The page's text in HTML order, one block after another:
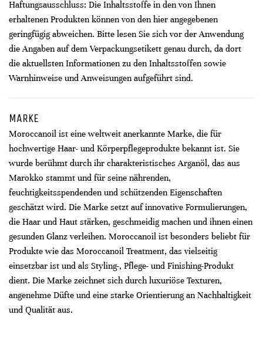
Haftungsausschluss: Die Inhaltsstoffe in den von Ihnen
erhaltenen Produkten können von den hier angegebenen
geringfügig abweichen. Bitte lesen Sie sich vor der Anwendung
die Angaben auf dem Verpackungsetikett genau durch, da dort
die aktuellsten Informationen zu den Inhaltsstoffen sowie
Warnhinweise und Anweisungen aufgeführt sind.
MARKE
Moroccanoil ist eine weltweit anerkannte Marke, die für
hochwertige Haar- und Körperpflegeprodukte bekannt ist. Sie
wurde berühmt durch ihr charakteristisches Arganöl, das aus
Marokko stammt und für seine nährenden,
feuchtigkeitsspendenden und schützenden Eigenschaften
geschätzt wird. Die Marke setzt auf innovative Formulierungen,
die Haar und Haut stärken, geschmeidig machen und ihnen einen
gesunden Glanz verleihen. Moroccanoil ist besonders beliebt für
Produkte wie das Moroccanoil Treatment, das vielseitig
einsetzbar ist und als Styling-, Pflege- und Finishing-Produkt
dient. Die Marke zeichnet sich durch luxuriöse Texturen,
angenehme Düfte und eine starke Orientierung an Nachhaltigkeit
und Qualität aus.